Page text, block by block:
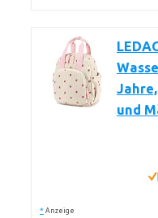
und
* Anzeige